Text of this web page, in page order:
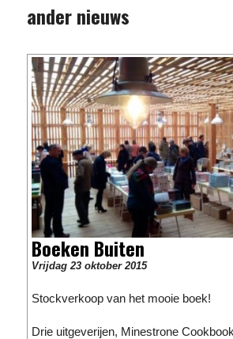
ander nieuws
Boeken Buiten
Vrijdag 23 oktober 2015
Stockverkoop van het mooie boek!
Drie uitgeverijen, Minestrone